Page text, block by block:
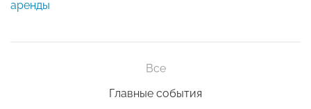
аренды
Все
Главные события